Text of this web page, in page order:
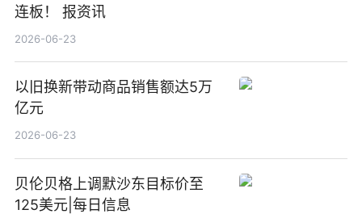
连板！ 报资讯
2026-06-23
以旧换新带动商品销售额达5万
亿元
2026-06-23
贝伦贝格上调默沙东目标价至
125美元|每日信息